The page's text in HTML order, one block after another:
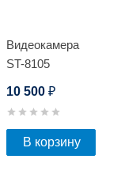
Видеокамера
ST-8105
10 500 ₽
В корзину